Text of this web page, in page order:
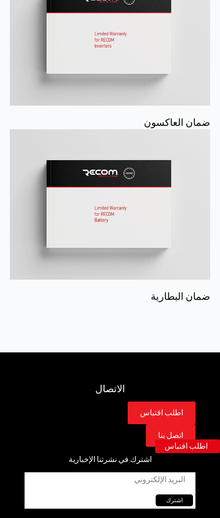
اطلب اقتباس
ضمان العاكسون
ضمان البطارية
الاتصال
اطلب اقتباس
اتصل بنا
اشترك في نشرتنا الإخبارية
البريد
الإلكتروني
اشترك